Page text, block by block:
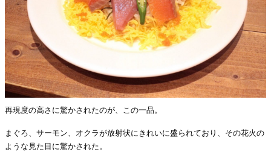
再現度の高さに驚かされたのが、この一品。
まぐろ、サーモン、オクラが放射状にきれいに盛られており、その花火の
ような見た目に驚かされた。